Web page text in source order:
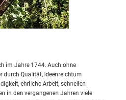
im Jahre 1744. Auch ohne
durch Qualität, Ideenreichtum
ehrliche Arbeit, schnellen
in den vergangenen Jahren viele